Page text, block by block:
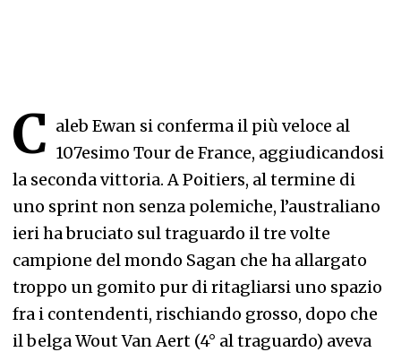
C aleb Ewan si conferma il più veloce al
107esimo Tour de France, aggiudicandosi
la seconda vittoria. A Poitiers, al termine di
uno sprint non senza polemiche, l’australiano
ieri ha bruciato sul traguardo il tre volte
campione del mondo Sagan che ha allargato
troppo un gomito pur di ritagliarsi uno spazio
fra i contendenti, rischiando grosso, dopo che
il belga Wout Van Aert (4° al traguardo) aveva